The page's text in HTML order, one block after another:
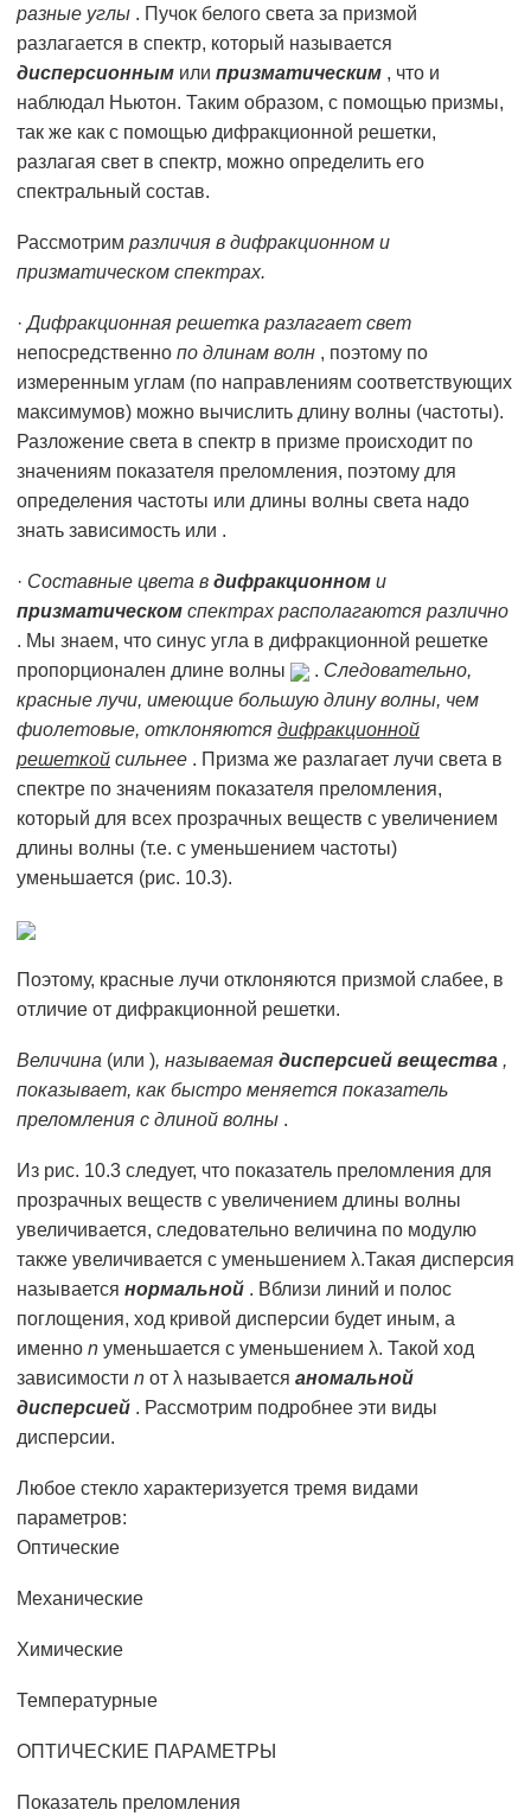
разные углы . Пучок белого света за призмой
разлагается в спектр, который называется
дисперсионным или призматическим , что и
наблюдал Ньютон. Таким образом, с помощью призмы,
так же как с помощью дифракционной решетки,
разлагая свет в спектр, можно определить его
спектральный состав.
Рассмотрим различия в дифракционном и
призматическом спектрах.
·Дифракционная решетка разлагает свет
непосредственно по длинам волн , поэтому по
измеренным углам (по направлениям соответствующих
максимумов) можно вычислить длину волны (частоты).
Разложение света в спектр в призме происходит по
значениям показателя преломления, поэтому для
определения частоты или длины волны света надо
знать зависимость или .
· Составные цвета в дифракционном и
призматическом спектрах располагаются различно
. Мы знаем, что синус угла в дифракционной решетке
пропорционален длине волны
. Следовательно,
красные лучи, имеющие большую длину волны, чем
фиолетовые, отклоняются дифракционной
решеткой сильнее . Призма же разлагает лучи света в
спектре по значениям показателя преломления,
который для всех прозрачных веществ с увеличением
длины волны (т.е. с уменьшением частоты)
уменьшается (рис. 10.3).
Поэтому, красные лучи отклоняются призмой слабее, в
отличие от дифракционной решетки.
Величина (или ), называемая дисперсией вещества ,
показывает, как быстро меняется показатель
преломления с длиной волны .
Из рис. 10.3 следует, что показатель преломления для
прозрачных веществ с увеличением длины волны
увеличивается, следовательно величина по модулю
также увеличивается с уменьшением λ.Такая дисперсия
называется нормальной . Вблизи линий и полос
поглощения, ход кривой дисперсии будет иным, а
именно n уменьшается с уменьшением λ. Такой ход
зависимости n от λ называется аномальной
дисперсией . Рассмотрим подробнее эти виды
дисперсии.
Любое стекло характеризуется тремя видами
параметров:
Оптические
Механические
Химические
Температурные
ОПТИЧЕСКИЕ ПАРАМЕТРЫ
Показатель преломления